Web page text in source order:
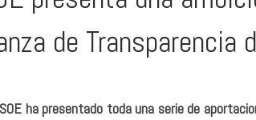
de
ha presentado toda una serie de